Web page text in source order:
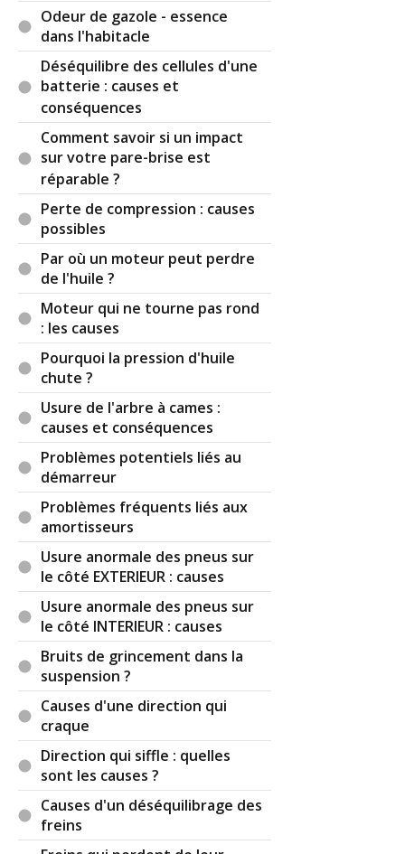
Odeur de gazole - essence
dans l'habitacle
Déséquilibre des cellules d'une
batterie : causes et
conséquences
Comment savoir si un impact
sur votre pare-brise est
réparable ?
Perte de compression : causes
possibles
Par où un moteur peut perdre
de l'huile ?
Moteur qui ne tourne pas rond
: les causes
Pourquoi la pression d'huile
chute ?
Usure de l'arbre à cames :
causes et conséquences
Problèmes potentiels liés au
démarreur
Problèmes fréquents liés aux
amortisseurs
Usure anormale des pneus sur
le côté EXTERIEUR : causes
Usure anormale des pneus sur
le côté INTERIEUR : causes
Bruits de grincement dans la
suspension ?
Causes d'une direction qui
craque
Direction qui siffle : quelles
sont les causes ?
Causes d'un déséquilibrage des
freins